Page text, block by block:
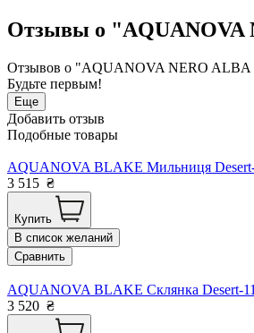
Отзывы о "AQUANOVA
Отзывов о "AQUANOVA NERO ALBA
Будьте первым!
Еще
Добавить отзыв
Подобные товары
AQUANOVA BLAKE Мильниця Desert-
3 515 ₴
Купить
В список желаний
Сравнить
AQUANOVA BLAKE Склянка Desert-
3 520 ₴